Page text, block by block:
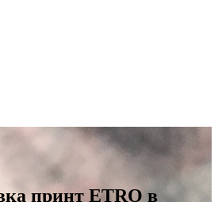
принт ETRO в